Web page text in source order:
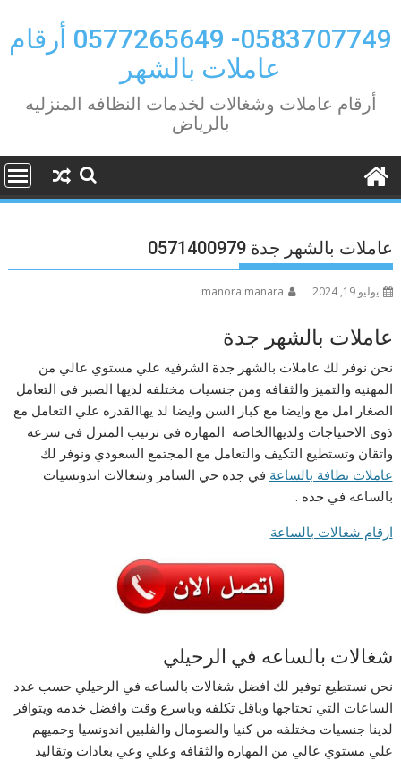
to
content
0583707749- 0577265649 أرقام
عاملات بالشهر
أرقام عاملات وشغالات لخدمات النظافه المنزليه
بالرياض
عاملات بالشهر جدة 0571400979
يوليو 19, 2024 manora manara
عاملات بالشهر جدة
نحن نوفر لك عاملات بالشهر جدة الشرفيه علي مستوي عالي من
المهنيه والتميز والثقافه ومن جنسيات مختلفه لديها الصبر في التعامل
الصغار امل مع وايضا مع كبار السن وايضا لد يهاالقدره علي التعامل مع
ذوي الاحتياجات ولديهاالخاصه المهاره في ترتيب المنزل في سرعه
واتقان وتستطيع التكيف والتعامل مع المجتمع السعودي ونوفر لك
عاملات نظافة بالساعة في جده حي السامر وشغالات اندونسيات
بالساعه في جده .
ارقام شغالات بالساعة
شغالات بالساعه في الرحيلي
نحن نستطيع توفير لك افضل شغالات بالساعه في الرحيلي حسب عدد
الساعات التي تحتاجها وباقل تكلفه وباسرع وقت وافضل خدمه ويتوافر
لدينا جنسيات مختلفه من كنيا والصومال والفلبين اندونسيا وجميهم
علي مستوي عالي من المهاره والثقافه وعلي وعي بعادات وتقاليد